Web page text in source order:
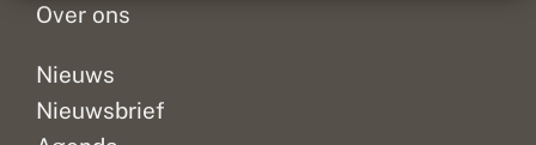
Over ons
Nieuws
Nieuwsbrief